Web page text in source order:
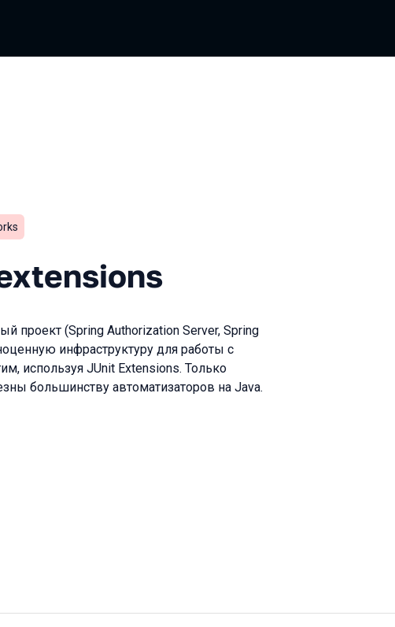
проект (Spring Authorization Server, Spring
инфраструктуру для работы с
используя JUnit Extensions. Только
большинству автоматизаторов на Java.